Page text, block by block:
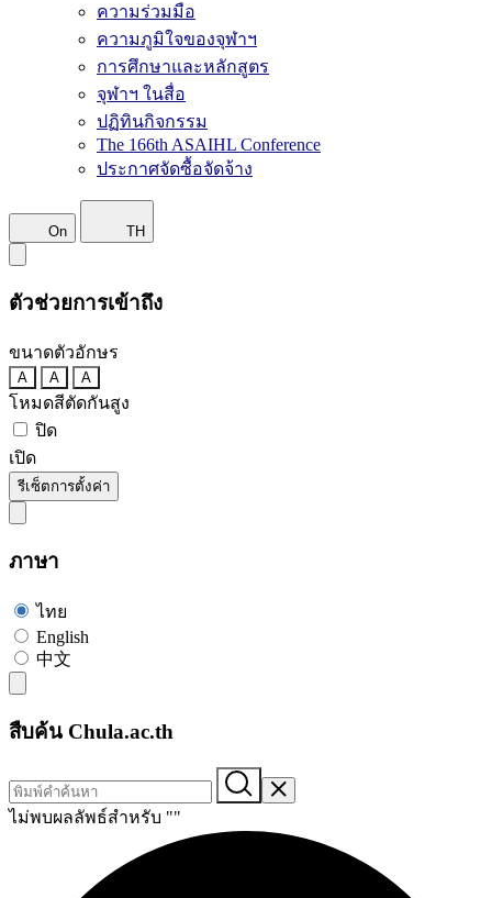
ความร่วมมือ
ความภูมิใจของจุฬาฯ
การศึกษาและหลักสูตร
จุฬาฯ ในสื่อ
ปฏิทินกิจกรรม
The 166th ASAIHL Conference
ประกาศจัดซื้อจัดจ้าง
On TH
ตัวช่วยการเข้าถึง
ขนาดตัวอักษร
A A A
โหมดสีตัดกันสูง
ปิด
เปิด
รีเซ็ตการตั้งค่า
ภาษา
ไทย
English
中文
สืบค้น Chula.ac.th
ไม่พบผลลัพธ์สำหรับ ""